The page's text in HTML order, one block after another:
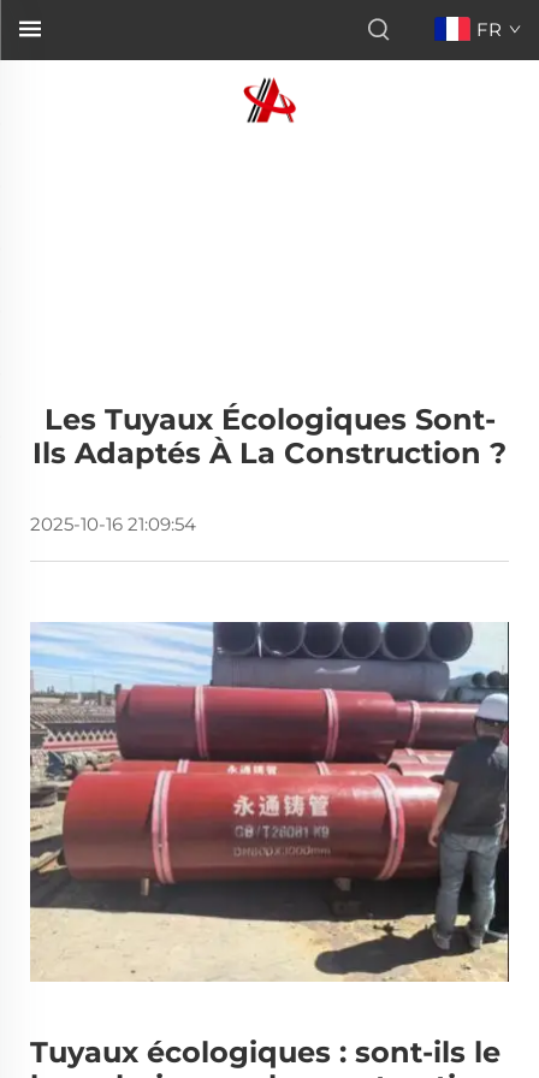
FR
Les Tuyaux Écologiques Sont-
Ils Adaptés À La Construction ?
2025-10-16 21:09:54
Tuyaux écologiques : sont-ils le